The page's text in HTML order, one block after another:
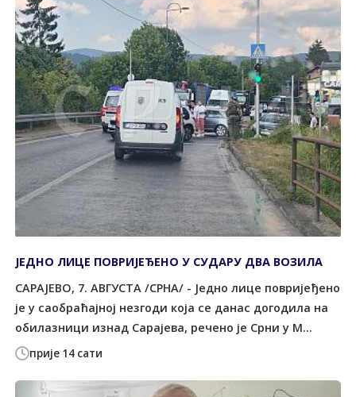
прије 14 сати
ЈЕДНО ЛИЦЕ ПОВРИЈЕЂЕНО У СУДАРУ ДВА ВОЗИЛА
САРАЈЕВО, 7. АВГУСТА /СРНА/ - Једно лице повријеђено
је у саобраћајној незгоди која се данас догодила на
обилазници изнад Сарајева, речено је Срни у М...